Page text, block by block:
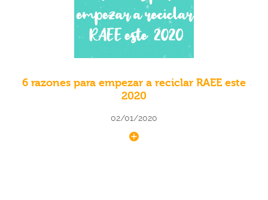
6 razones para empezar a reciclar RAEE este
2020
02/01/2020